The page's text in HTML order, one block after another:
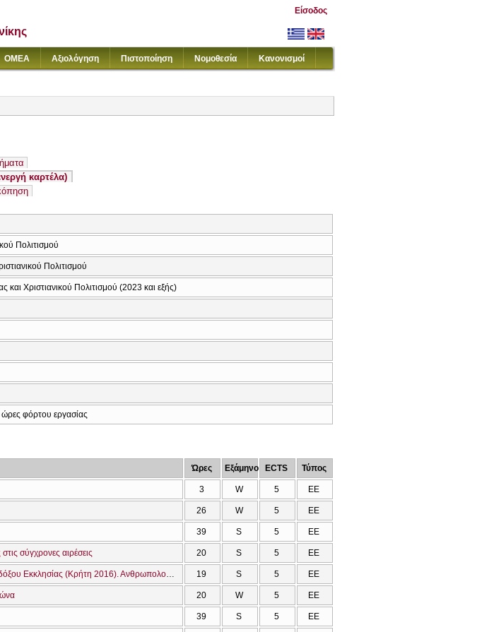
Είσοδος
ΟΜΕΑ Αξιολόγηση Πιστοποίηση Νομοθεσία Κανονισμοί
καρτέλα)
Πολιτισμού
Πολιτισμού
και Χριστιανικού Πολιτισμού (2023 και εξής)
ώρες φόρτου εργασίας
Ώρες Εξάμηνο ECTS Τύπος
3 W 5 ΕΕ
26 W 5 ΕΕ
39 S 5 ΕΕ
σύγχρονες αιρέσεις 20 S 5 ΕΕ
Η Αγία και Μεγάλη Σύνοδος της Ορθοδόξου Εκκλησίας (Κρήτη 2016). Ανθρωπολογικές και εκκλησιολογικές διαστάσεις 19 S 5 ΕΕ
20 W 5 ΕΕ
39 S 5 ΕΕ